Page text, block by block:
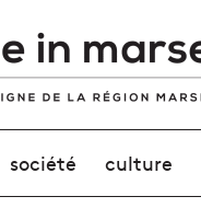
société culture